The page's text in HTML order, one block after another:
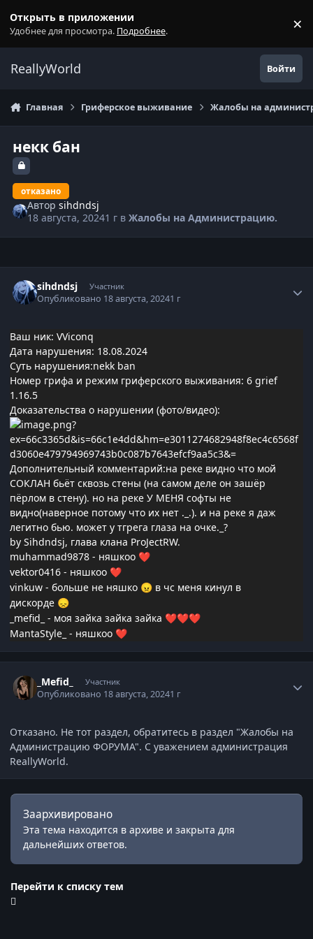
Открыть в приложении
Удобнее для просмотра. Подробнее. ×
ReallyWorld Войти
Главная Гриферское выживание Жалобы на
некк бан
отказано
Авторsihdndsj
18 августа, 20241 г вЖалобы на Администрацию.
sihdndsj Участник
Опубликовано 18 августа, 20241 г
Ваш ник: VViconq
Дата нарушения: 18.08.2024
Суть нарушения:nekk ban
Номер грифа и режим гриферского выживания: 6 grief
1.16.5
Доказательства о нарушении (фото/видео):
Дополнительный комментарий:на реке видно что мой
СОКЛАН бьёт сквозь стены (на самом деле он зашёр
пёрлом в стену). но на реке У МЕНЯ софты не
видно(наверное потому что их нет ._.). и на реке я даж
легитно бью. может у тгрега глаза на очке._?
by Sihdndsj, глава клана ProJectRW.
muhammad9878 - няшкоо ❤️
vektor0416 - няшкоо ❤️
vinkuw - больше не няшко 😠 в чс меня кинул в
дискорде 😞
_mefid_ - моя зайка зайка зайка ❤️❤️❤️
MantaStyle_ - няшкоо ❤️
_Mefid_ Участник
Опубликовано 18 августа, 20241 г
Отказано. Не тот раздел, обратитесь в раздел "Жалобы на
Администрацию ФОРУМА". С уважением администрация
ReallyWorld.
Заархивировано
Эта тема находится в архиве и закрыта для
дальнейших ответов.
Перейти к списку тем